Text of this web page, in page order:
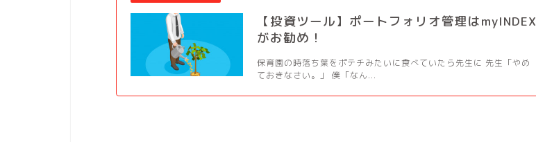
【投資ツール】ポートフォリオ管理はmyINDEX
がお勧め！
保育園の時落ち葉をポテチみたいに食べていたら先生に 先生「やめ
ておきなさい。」 僕「なん...